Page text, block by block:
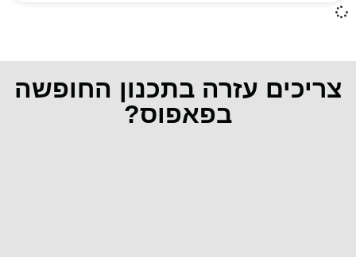
צריכים עזרה בתכנון החופשה
בפאפוס?